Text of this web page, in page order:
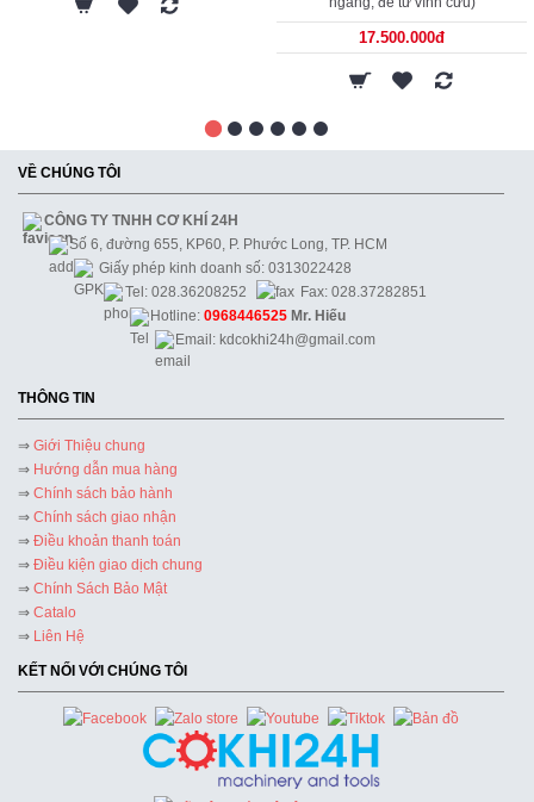
17.500.000đ
VỀ CHÚNG TÔI
CÔNG TY TNHH CƠ KHÍ 24H
Số 6, đường 655, KP60, P. Phước Long, TP. HCM
Giấy phép kinh doanh số: 0313022428
Tel: 028.36208252
Fax: 028.37282851
Hotline: 0968446525 Mr. Hiếu
Email: kdcokhi24h@gmail.com
THÔNG TIN
⇒ Giới Thiệu chung
⇒ Hướng dẫn mua hàng
⇒ Chính sách bảo hành
⇒ Chính sách giao nhận
⇒ Điều khoản thanh toán
⇒ Điều kiện giao dịch chung
⇒ Chính Sách Bảo Mật
⇒ Catalo
⇒ Liên Hệ
KẾT NỐI VỚI CHÚNG TÔI